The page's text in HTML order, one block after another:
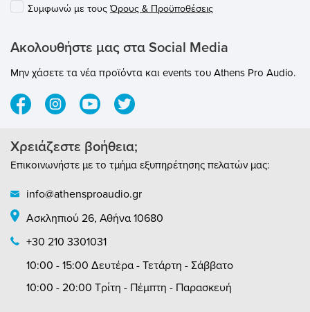
Συμφωνώ με τους Όρους & Προϋποθέσεις
Ακολουθήστε μας στα Social Media
Μην χάσετε τα νέα προϊόντα και events του Athens Pro Audio.
Χρειάζεστε βοήθεια;
Επικοινωνήστε με το τμήμα εξυπηρέτησης πελατών μας:
info@athensproaudio.gr
Ασκληπιού 26, Αθήνα 10680
+30 210 3301031
10:00 - 15:00 Δευτέρα - Τετάρτη - Σάββατο
10:00 - 20:00 Τρίτη - Πέμπτη - Παρασκευή